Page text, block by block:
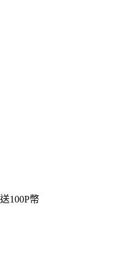
100P幣